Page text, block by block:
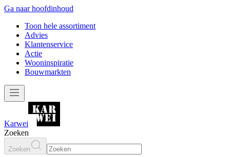
Ga naar hoofdinhoud
Toon hele assortiment
Advies
Klantenservice
Actie
Wooninspiratie
Bouwmarkten
Karwei
Zoeken
Zoeken